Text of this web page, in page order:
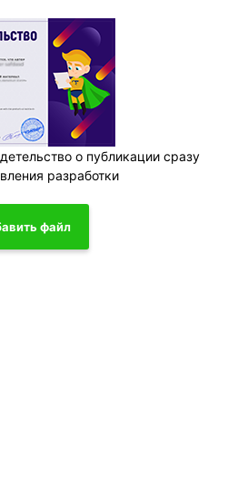
о публикации сразу
разработки
файл